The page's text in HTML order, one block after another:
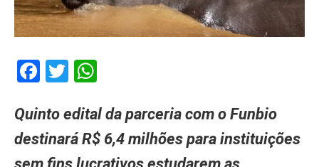
Facebook
Twitter
Quinto edital da parceria com o Funbio
destinará R$ 6,4 milhões para instituições